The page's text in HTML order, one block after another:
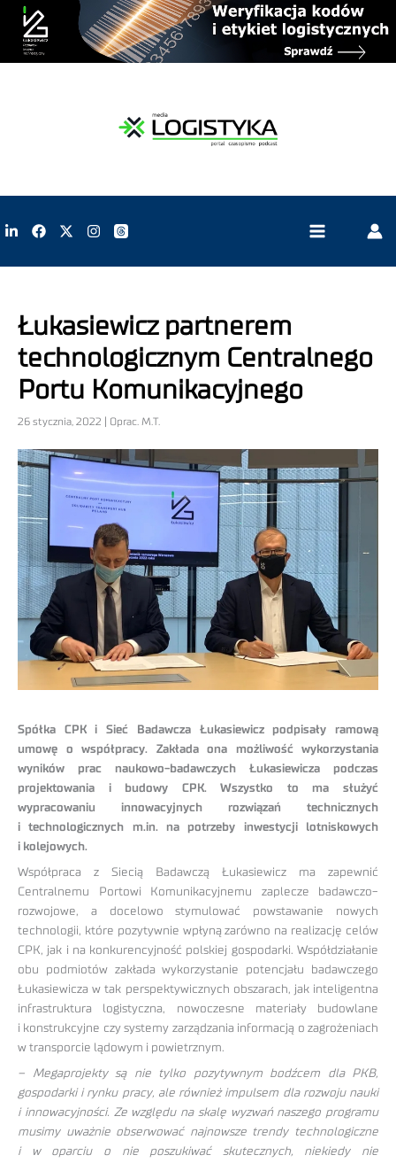
Łukasiewicz partnerem
technologicznym Centralnego
Portu Komunikacyjnego
26 stycznia, 2022 | Oprac. M.T.
Spółka CPK i Sieć Badawcza Łukasiewicz podpisały ramową
umowę o współpracy. Zakłada ona możliwość wykorzystania
wyników prac naukowo-badawczych Łukasiewicza podczas
projektowania i budowy CPK. Wszystko to ma służyć
wypracowaniu innowacyjnych rozwiązań technicznych
i technologicznych m.in. na potrzeby inwestycji lotniskowych
i kolejowych.
Współpraca z Siecią Badawczą Łukasiewicz ma zapewnić
Centralnemu Portowi Komunikacyjnemu zaplecze badawczo-
rozwojowe, a docelowo stymulować powstawanie nowych
technologii, które pozytywnie wpłyną zarówno na realizację celów
CPK, jak i na konkurencyjność polskiej gospodarki. Współdziałanie
obu podmiotów zakłada wykorzystanie potencjału badawczego
Łukasiewicza w tak perspektywicznych obszarach, jak inteligentna
infrastruktura logistyczna, nowoczesne materiały budowlane
i konstrukcyjne czy systemy zarządzania informacją o zagrożeniach
w transporcie lądowym i powietrznym.
– Megaprojekty są nie tylko pozytywnym bodźcem dla PKB,
gospodarki i rynku pracy, ale również impulsem dla rozwoju nauki
i innowacyjności. Ze względu na skalę wyzwań naszego programu
musimy uważnie obserwować najnowsze trendy technologiczne
i w oparciu o nie poszukiwać skutecznych, niekiedy nie